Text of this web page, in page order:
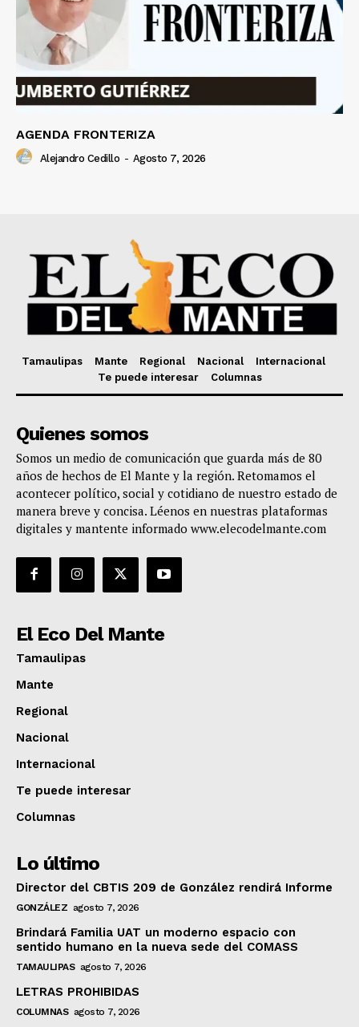
AGENDA FRONTERIZA
Alejandro Cedillo - Agosto 7, 2026
Tamaulipas Mante Regional Nacional
Internacional
Te puede interesar
Columnas
Quienes somos
Somos un medio de comunicación que guarda más de 80
años de hechos de El Mante y la región. Retomamos el
acontecer político, social y cotidiano de nuestro estado de
manera breve y concisa. Léenos en nuestras plataformas
digitales y mantente informado www.elecodelmante.com
El Eco Del Mante
Tamaulipas
Mante
Regional
Nacional
Internacional
Te puede interesar
Columnas
Lo último
Director del CBTIS 209 de González rendirá Informe
GONZÁLEZ agosto 7, 2026
Brindará Familia UAT un moderno espacio con
sentido humano en la nueva sede del COMASS
TAMAULIPAS agosto 7, 2026
LETRAS PROHIBIDAS
COLUMNAS agosto 7, 2026